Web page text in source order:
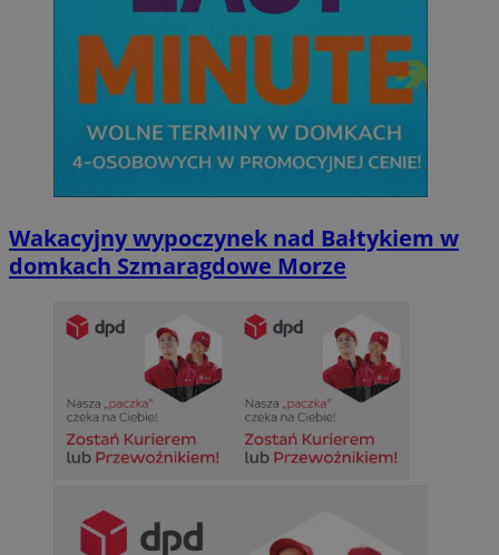
Wakacyjny wypoczynek nad Bałtykiem w
domkach Szmaragdowe Morze